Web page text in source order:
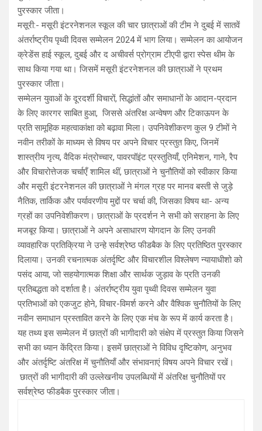
पुरस्कार जीता।
मसूरी:- मसूरी इंटरनेशनल स्कूल की चार छात्राओं की टीम ने दुबई में सातवें
अंतर्राष्ट्रीय पृथ्वी दिवस सम्मेलन 2024 में भाग लिया। सम्मेलन का आयोजन
क्रेडेंस हाई स्कूल, दुबई और द अचीवर्स प्रोग्राम टीएपी द्वारा स्पेस थीम के
साथ किया गया था। जिसमें मसूरी इंटरनेशनल की छात्राओं ने प्रथम
पुरस्कार जीता।
सम्मेलन युवाओं के दूरदर्शी विचारों, सिद्धांतों और समाधानों के आदान-प्रदान
के लिए कारगर साबित हुआ, जिससे अंतरिक्ष अन्वेषण और टिकाऊपन के
प्रति सामूहिक महत्वाकांक्षा को बढ़ावा मिला। उपनिवेशीकरण कुल 9 टीमों ने
नवीन तरीकों के माध्यम से विषय पर अपने विचार प्रस्तुत किए, जिनमें
शास्त्रीय नृत्य, वैदिक मंत्रोच्चार, पावरपॉइंट प्रस्तुतियाँ, एनिमेशन, गाने, रैप
और विचारोत्तेजक चर्चाएँ शामिल थीं, छात्राओं ने चुनौतियों को स्वीकार किया
और मसूरी इंटरनेशनल की छात्राओं ने मंगल ग्रह पर मानव बस्ती से जुड़े
नैतिक, तार्किक और पर्यावरणीय मुद्दों पर चर्चा की, जिसका विषय था- अन्य
ग्रहों का उपनिवेशीकरण। छात्राओं के प्रदर्शन ने सभी को सराहना के लिए
मजबूर किया। छात्राओं ने अपने असाधारण योगदान के लिए उनकी
व्यावहारिक प्रतिक्रिया ने उन्हे सर्वश्रेष्ठ फीडबैक के लिए प्रतिष्ठित पुरस्कार
दिलाया। उनकी रचनात्मक अंतर्दृष्टि और विचारशील विश्लेषण न्यायाधीशो को
पसंद आया, जो सहयोगात्मक शिक्षा और सार्थक जुड़ाव के प्रति उनकी
प्रतिबद्धता को दर्शाता है। अंतर्राष्ट्रीय युवा पृथ्वी दिवस सम्मेलन युवा
प्रतिभाओं को एकजुट होने, विचार-विमर्श करने और वैश्विक चुनौतियों के लिए
नवीन समाधान प्रस्तावित करने के लिए एक मंच के रूप में कार्य करता है।
यह तथ्य इस सम्मेलन में छात्रों की भागीदारी को संक्षेप में प्रस्तुत किया जिसने
सभी का ध्यान केंद्रित किया। इसमें छात्राओं ने विविध दृष्टिकोण, अनुभव
और अंतर्दृष्टि अंतरिक्ष में चुनौतियाँ और संभावनाएं विषय अपने विचार रखें।
छात्रों की भागीदारी की उल्लेखनीय उपलब्धियों में अंतरिक्ष चुनौतियों पर
सर्वश्रेष्ठ फीडबैक पुरस्कार जीता।